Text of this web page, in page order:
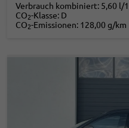
Verbrauch kombiniert: 5,60 l/
CO2-Klasse: D
CO2-Emissionen: 128,00 g/km